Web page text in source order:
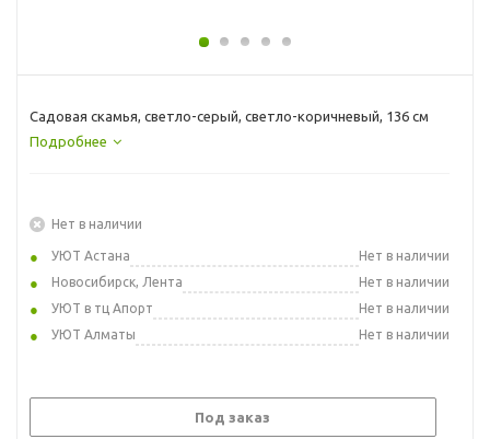
Садовая скамья, светло-серый, светло-коричневый, 136 см
Подробнее
Нет в наличии
УЮТ Астана
Нет в наличии
Новосибирск, Лента
Нет в наличии
УЮТ в тц Апорт
Нет в наличии
УЮТ Алматы
Нет в наличии
Под заказ